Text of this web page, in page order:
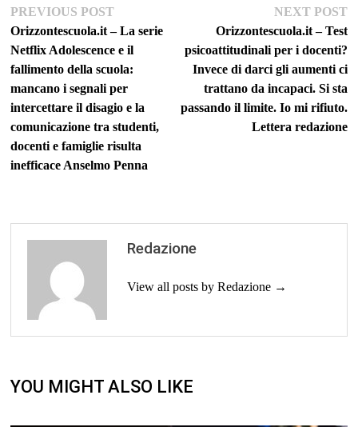
Navigazione
articoli
PREVIOUS POSTPrevious
post:
Orizzontescuola.it – La serie
Netflix Adolescence e il
fallimento della scuola:
mancano i segnali per
intercettare il disagio e la
comunicazione tra studenti,
docenti e famiglie risulta
inefficace Anselmo Penna
NEXT POST
Orizzontescuola.it – Test
psicoattitudinali per i docenti?
Invece di darci gli aumenti ci
trattano da incapaci. Si sta
passando il limite. Io mi rifiuto.
Lettera redazione
Redazione
View all posts by Redazione →
YOU MIGHT ALSO LIKE